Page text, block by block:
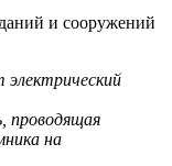
и сооружений
проводящая
на